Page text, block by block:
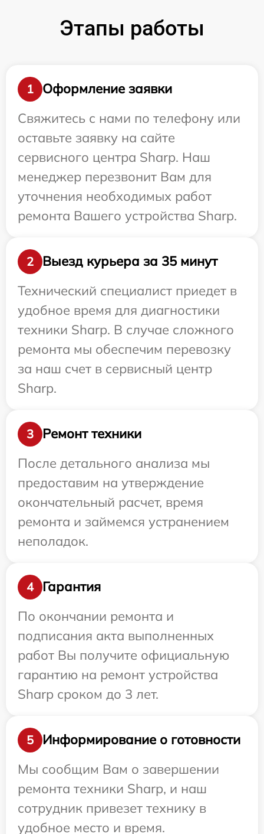
Этапы работы
1
Оформление заявки
Свяжитесь с нами по телефону или
оставьте заявку на сайте
сервисного центра Sharp. Наш
менеджер перезвонит Вам для
уточнения необходимых работ
ремонта Вашего устройства Sharp.
2
Выезд курьера за 35 минут
Технический специалист приедет в
удобное время для диагностики
техники Sharp. В случае сложного
ремонта мы обеспечим перевозку
за наш счет в сервисный центр
Sharp.
3
Ремонт техники
После детального анализа мы
предоставим на утверждение
окончательный расчет, время
ремонта и займемся устранением
неполадок.
4
Гарантия
По окончании ремонта и
подписания акта выполненных
работ Вы получите официальную
гарантию на ремонт устройства
Sharp сроком до 3 лет.
5
Информирование о готовности
Мы сообщим Вам о завершении
ремонта техники Sharp, и наш
сотрудник привезет технику в
удобное место и время.